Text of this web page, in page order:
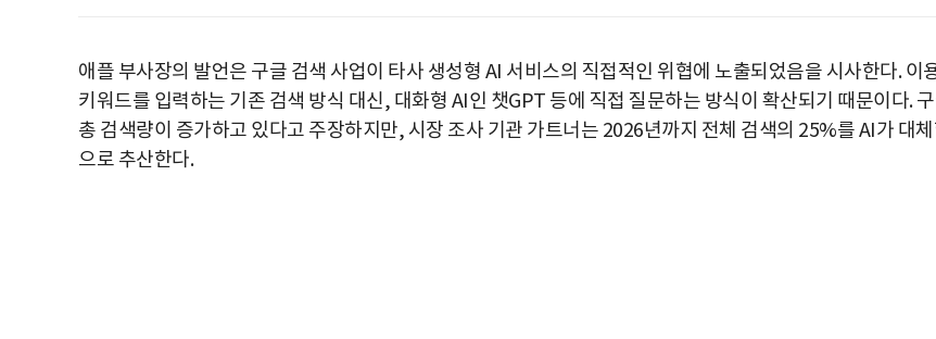
애플 부사장의 발언은 구글 검색 사업이 타사 생성형 AI 서비스의 직접적인 위협에 노출되었음을 시사한다. 이
키워드를 입력하는 기존 검색 방식 대신, 대화형 AI인 챗GPT 등에 직접 질문하는 방식이 확산되기 때문이다.
총 검색량이 증가하고 있다고 주장하지만, 시장 조사 기관 가트너는 2026년까지 전체 검색의 25%를 AI가 대
으로 추산한다.